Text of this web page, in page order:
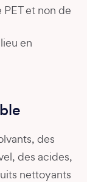
et non de
en
des
des acides,
nettoyants